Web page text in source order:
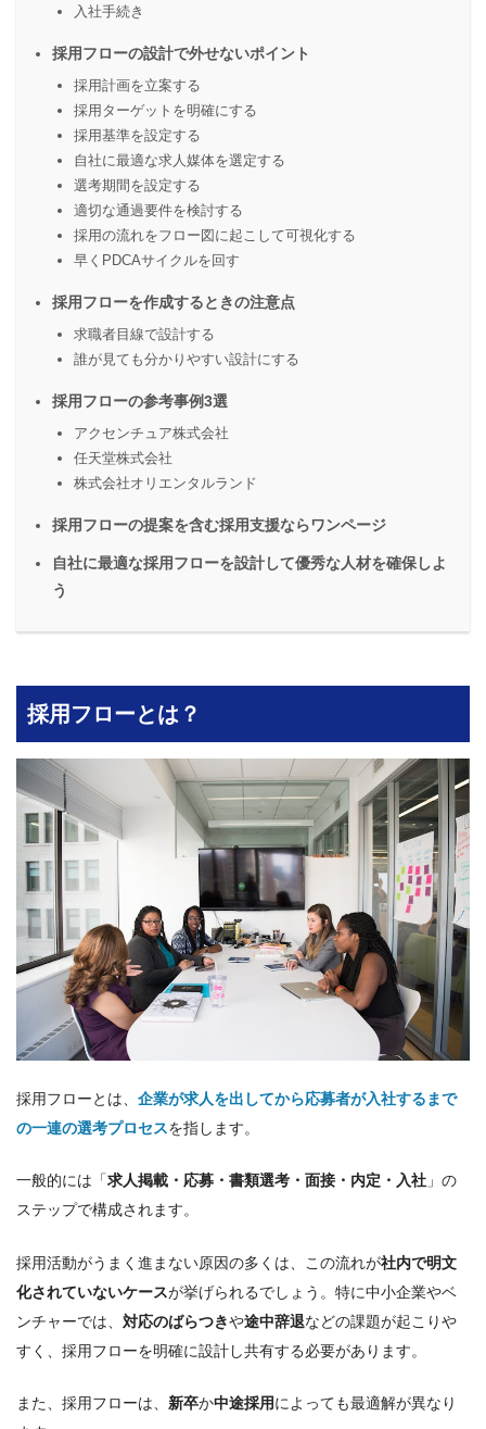
入社手続き
採用フローの設計で外せないポイント
採用計画を立案する
採用ターゲットを明確にする
採用基準を設定する
自社に最適な求人媒体を選定する
選考期間を設定する
適切な通過要件を検討する
採用の流れをフロー図に起こして可視化する
早くPDCAサイクルを回す
採用フローを作成するときの注意点
求職者目線で設計する
誰が見ても分かりやすい設計にする
採用フローの参考事例3選
アクセンチュア株式会社
任天堂株式会社
株式会社オリエンタルランド
採用フローの提案を含む採用支援ならワンページ
自社に最適な採用フローを設計して優秀な人材を確保しよ
う
採用フローとは？
採用フローとは、 企業が求人を出してから応募者が入社するまで
の一連の選考プロセスを指します。
一般的には「求人掲載・応募・書類選考・面接・内定・入社 」の
ステップで構成されます。
採用活動がうまく進まない原因の多くは、この流れが社内で明文
化されていないケースが挙げられるでしょう。特に中小企業やベ
ンチャーでは、 対応のばらつきや途中辞退などの課題が起こりや
すく、採用フローを明確に設計し共有する必要があります。
また、採用フローは、 新卒か中途採用によっても最適解が異なり